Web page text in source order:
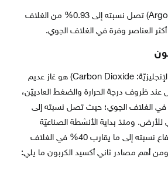
غاز الأرجون (بالإنجليزية: Argon) تصل نسبته إلى 0.93% من الغلاف
العناصر وفرة في الغلاف الجوي.
غاز ثاني أكسيد الكربون (بالإنجليزيّة: Carbon Dioxide) هو غاز عديم
عند ظروف درجة الحرارة والضغط العادييّن،
في الغلاف الجوي؛ حيث تصل نسبته إلى
للأرض. ومنذ بداية الأنشطة الصناعيّة
للإنسان، أدى ذلك إلى ارتفاع نسبته إلى ما يقارب 40% في الغلاف
ومن أهم مصادر ثاني أكسيد الكربون ما يلي: